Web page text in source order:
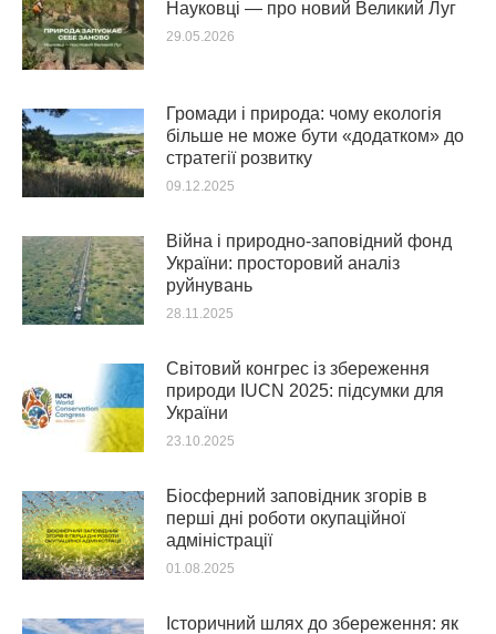
Науковці — про новий Великий Луг
29.05.2026
Громади і природа: чому екологія
більше не може бути «додатком» до
стратегії розвитку
09.12.2025
Війна і природно-заповідний фонд
України: просторовий аналіз
руйнувань
28.11.2025
Світовий конгрес із збереження
природи IUCN 2025: підсумки для
України
23.10.2025
Біосферний заповідник згорів в
перші дні роботи окупаційної
адміністрації
01.08.2025
Історичний шлях до збереження: як